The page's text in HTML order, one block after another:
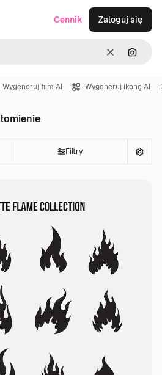
WyczyśćSzukaj
Cennik Zaloguj się
Wygeneruj film AI Wygeneruj ikonę AI
Filtry